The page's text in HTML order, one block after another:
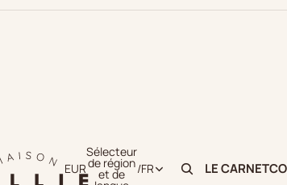
EUR
Sélecteur
de région
et de /FR LE CARNET